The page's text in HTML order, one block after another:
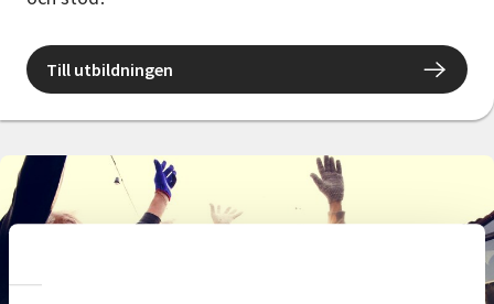
Till utbildningen